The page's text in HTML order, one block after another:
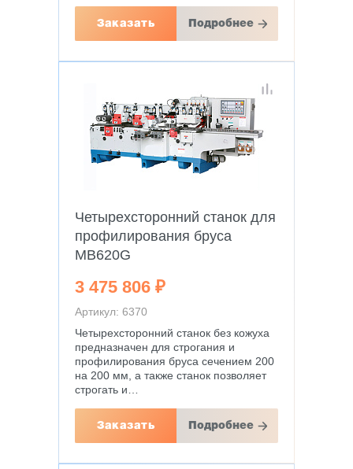
Заказать Подробнее
Четырехсторонний станок для
профилирования бруса
MB620G
3 475 806 ₽
Артикул: 6370
Четырехсторонний станок без кожуха
предназначен для строгания и
профилирования бруса сечением 200
на 200 мм, а также станок позволяет
строгать и…
Заказать Подробнее